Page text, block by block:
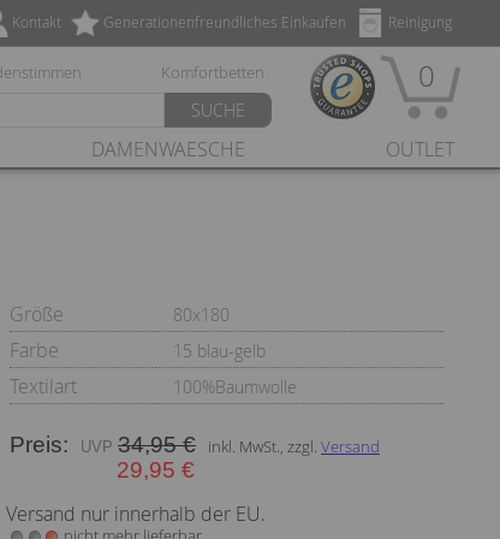
Reinigung
Generationenfreundliches Einkaufen
Kontakt
Komfortbetten
SUCHE
0
DAMENWAESCHE OUTLET
Größe 80x180
Farbe 15 blau-gelb
Textilart 100%Baumwolle
Preis:
34,95 €
29,95 €
inkl. MwSt., zzgl. Versand
Versand nur innerhalb der EU.